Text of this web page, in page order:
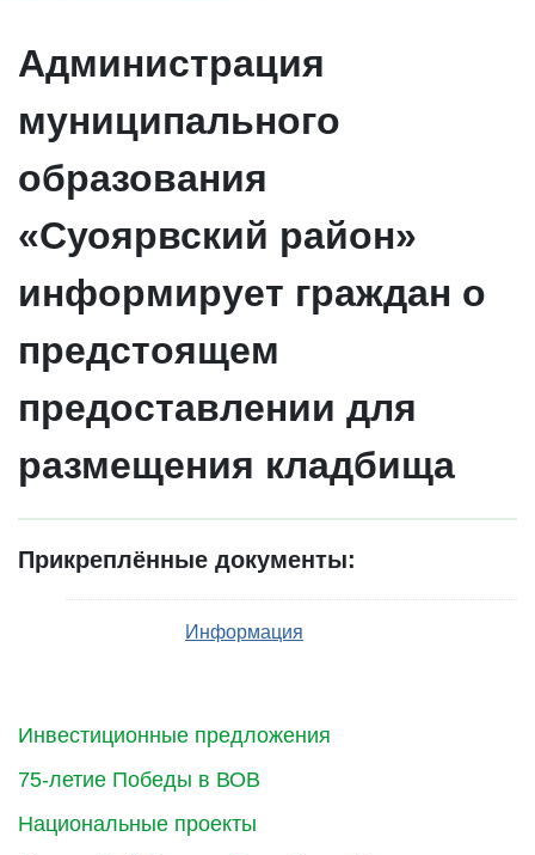
Инвестиционные предложения
75-летие Победы в ВОВ
Национальные проекты
Администрация
муниципального
образования
«Суоярвский район»
информирует граждан о
предстоящем
предоставлении для
размещения кладбища
Прикреплённые документы:
Информация